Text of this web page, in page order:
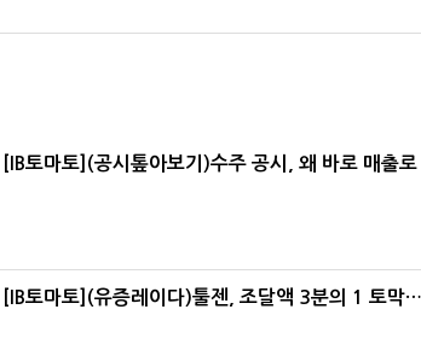
[IB토마토](공시톺아보기)수주 공시, 왜 바로 매출
[IB토마토](유증레이다)툴젠, 조달액 3분의 1 토막